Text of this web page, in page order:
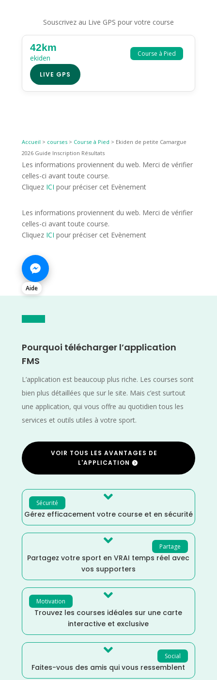
Souscrivez au Live GPS pour votre course
Course à Pied
42km
ekiden
LIVE GPS
Accueil > courses> Course à Pied > Ekiden de petite Camargue
2026 Guide Inscription Résultats
Les informations proviennent du web. Merci de vérifier
celles-ci avant toute course.
Cliquez ICI pour préciser cet Evènement
Les informations proviennent du web. Merci de vérifier
celles-ci avant toute course.
Cliquez ICI pour préciser cet Evènement
Aide
Pourquoi télécharger l’application
FMS
L’application est beaucoup plus riche. Les courses sont
bien plus détaillées que sur le site. Mais c’est surtout
une application, qui vous offre au quotidien tous les
services et outils utiles à votre sport.
VOIR TOUS LES AVANTAGES DE
L'APPLICATION
Sécurité 
Gérez efficacement votre course et en sécurité
Partage

Partagez votre sport en VRAI temps réel avec
vos supporters
Motivation 
Trouvez les courses idéales sur une carte
interactive et exclusive
Social

Faites-vous des amis qui vous ressemblent